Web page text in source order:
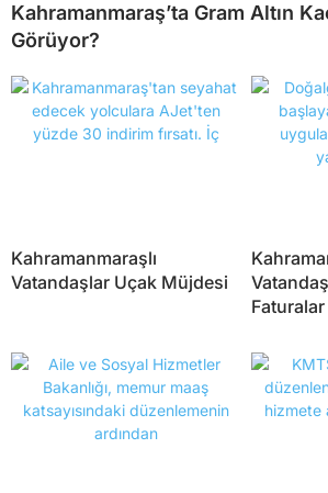
Kahramanmaraş’ta Gram Altın
Görüyor?
Kahramanmaraşlı
Vatandaşlar Uçak Müjdesi